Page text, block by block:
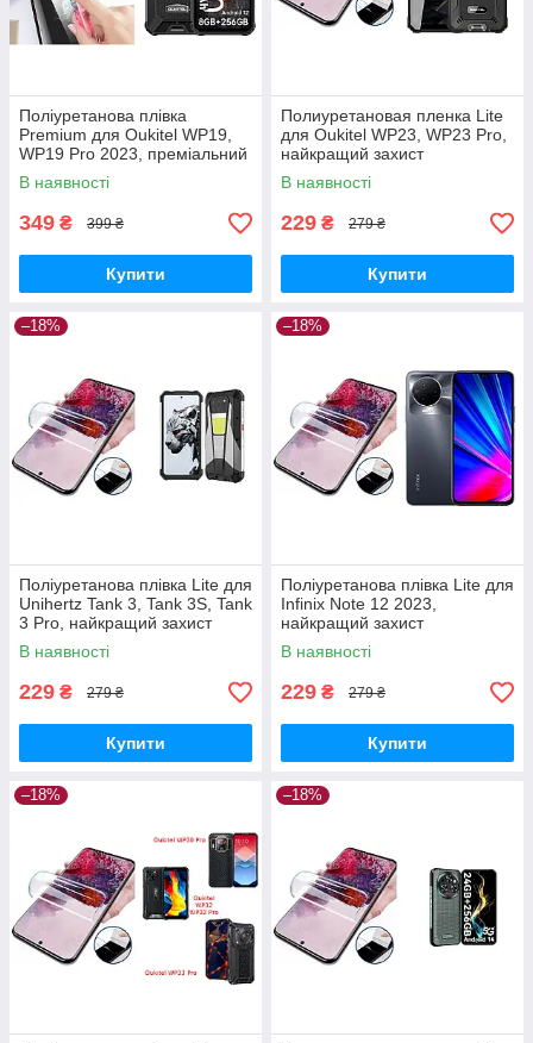
Поліуретанова плівка
Premium для Oukitel WP19,
WP19 Pro 2023, преміальний
захист
В наявності
349 ₴ 399 ₴
Купити
Полиуретановая пленка Lite
для Oukitel WP23, WP23 Pro,
найкращий захист
В наявності
229 ₴ 279 ₴
Купити
–18%
Поліуретанова плівка Lite для
Unihertz Tank 3, Tank 3S, Tank
3 Pro, найкращий захист
В наявності
229 ₴ 279 ₴
Купити
–18%
Поліуретанова плівка Lite для
Infinix Note 12 2023,
найкращий захист
В наявності
229 ₴ 279 ₴
Купити
–18% –18%